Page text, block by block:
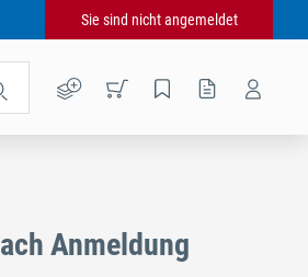
Sie sind nicht angemeldet
Anmeldung